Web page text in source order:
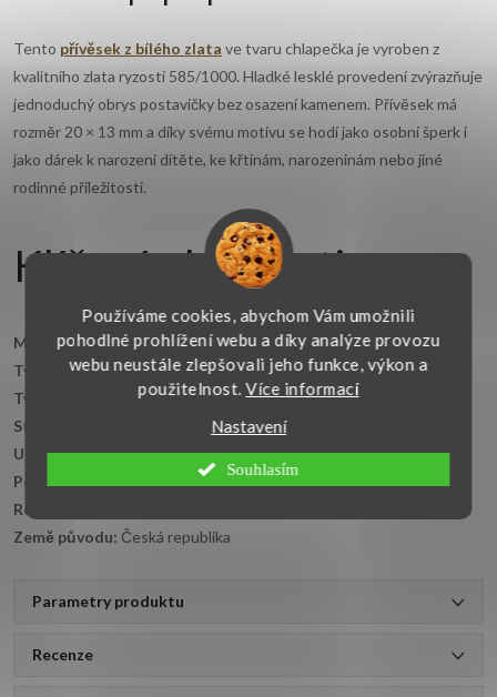
Používáme cookies, abychom Vám umožnili
pohodlné prohlížení webu a díky analýze provozu
webu neustále zlepšovali jeho funkce, výkon a
použitelnost.Více informací
Nastavení
Souhlasím
Tento přívěsek z bílého zlata ve tvaru chlapečka je vyroben z
kvalitního zlata ryzosti 585/1000. Hladké lesklé provedení zvýrazňuje
jednoduchý obrys postavičky bez osazení kamenem. Přívěsek má
rozměr 20 × 13 mm a díky svému motivu se hodí jako osobní šperk i
jako dárek k narození dítěte, ke křtinám, narozeninám nebo jiné
rodinné příležitosti.
Klíčové vlastnosti
Materiál:bílé zlato 14kt. 585/1000
Typ:
přívěsek bez kamene
Tvar:
Styl:
Určení:dámské, pánské, dětské, unisex
Povrchová úprava:
Rozměr přívěsku:
Země původu: Česká republika
Parametry produktu
Recenze